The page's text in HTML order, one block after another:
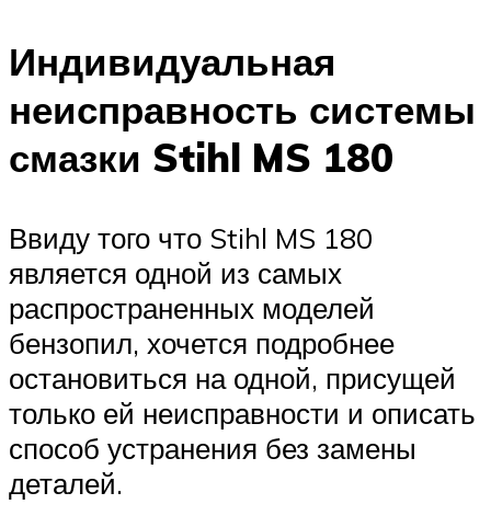
Индивидуальная
неисправность системы
смазки Stihl MS 180
Ввиду того что Stihl MS 180
является одной из самых
распространенных моделей
бензопил, хочется подробнее
остановиться на одной, присущей
только ей неисправности и описать
способ устранения без замены
деталей.